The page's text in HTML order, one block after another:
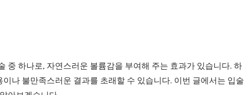
중 하나로, 자연스러운 볼륨감을 부여해 주는 효과가 있습니다. 하
나 불만족스러운 결과를 초래할 수 있습니다. 이번 글에서는 입술